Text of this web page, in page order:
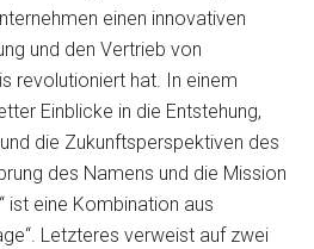
einen innovativen
und den Vertrieb von
revolutioniert hat. In einem
Einblicke in die Entstehung,
die Zukunftsperspektiven des
des Namens und die Mission
ist eine Kombination aus
Letzteres verweist auf zwei